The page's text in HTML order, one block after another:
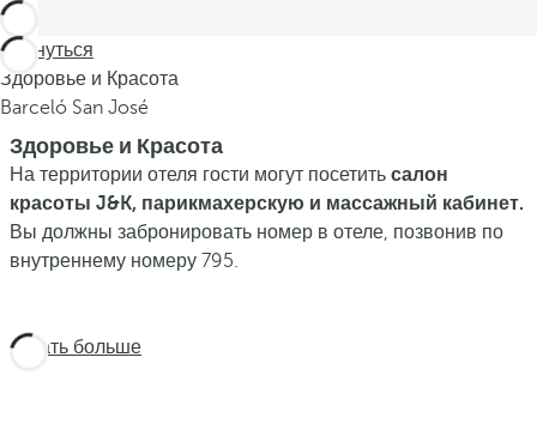
Вернуться
Здоровье и Красота
Barceló San José
Здоровье и Красота
На территории отеля гости могут посетить салон
красоты J&K, парикмахерскую и массажный кабинет.
Вы должны забронировать номер в отеле, позвонив по
внутреннему номеру 795.
Узнать больше